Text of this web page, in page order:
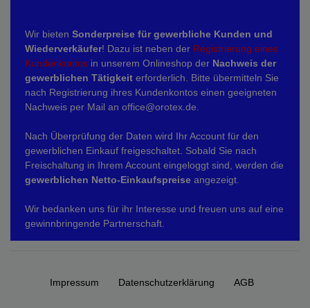
Wir bieten Sonderpreise für gewerbliche Kunden und
Wiederverkäufer! Dazu ist neben der Registrierung eines
Kundenkontos in unserem Onlineshop der Nachweis der
gewerblichen Tätigkeit erforderlich. Bitte übermitteln Sie
nach Registrierung ihres Kundenkontos einen geeigneten
Nachweis per Mail an office@orotex.de.
Nach Überprüfung der Daten wird Ihr Account für den
gewerblichen Einkauf freigeschaltet. Sobald Sie nach
Freischaltung in Ihrem Account eingeloggt sind, werden die
gewerblichen Netto-Einkaufspreise angezeigt.
Wir bedanken uns für ihr Interesse und freuen uns auf eine
gewinnbringende Partnerschaft.
Impressum Daten­schutz­erklärung AGB